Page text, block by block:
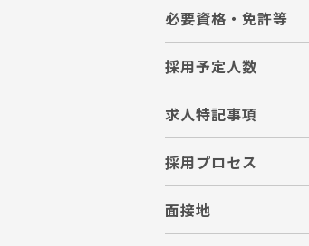
必要資格・免許等
採用予定人数
求人特記事項
採用プロセス
面接地